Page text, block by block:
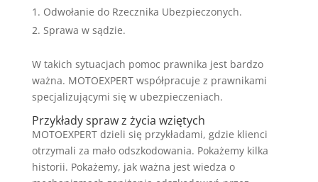
Odwołanie do Rzecznika Ubezpieczonych.
Sprawa w sądzie.
W takich sytuacjach pomoc prawnika jest bardzo
ważna. MOTOEXPERT współpracuje z prawnikami
specjalizującymi się w ubezpieczeniach.
Przykłady spraw z życia wziętych
MOTOEXPERT dzieli się przykładami, gdzie klienci
otrzymali za mało odszkodowania. Pokażemy kilka
historii. Pokażemy, jak ważna jest wiedza o